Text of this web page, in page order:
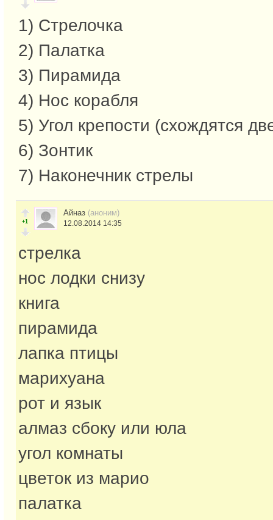
1) Стрелочка
2) Палатка
3) Пирамида
4) Нос корабля
5) Угол крепости (схождятся
6) Зонтик
7) Наконечник стрелы
+1
Айназ (аноним)
12.08.2014 14:35
стрелка
нос лодки снизу
книга
пирамида
лапка птицы
марихуана
рот и язык
алмаз сбоку или юла
угол комнаты
цветок из марио
палатка